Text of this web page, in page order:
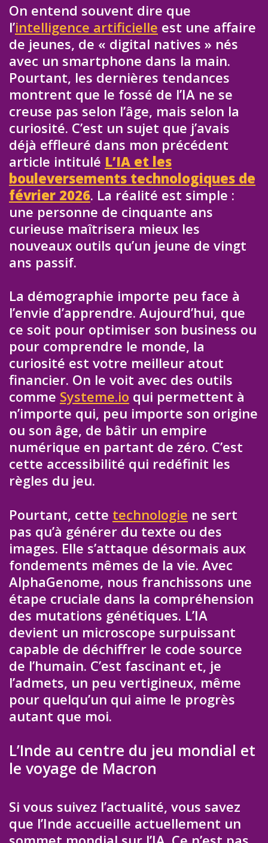
On entend souvent dire que
l’intelligence artificielle est une affaire
de jeunes, de « digital natives » nés
avec un smartphone dans la main.
Pourtant, les dernières tendances
montrent que le fossé de l’IA ne se
creuse pas selon l’âge, mais selon la
curiosité. C’est un sujet que j’avais
déjà effleuré dans mon précédent
article intitulé L’IA et les
bouleversements technologiques de
février 2026. La réalité est simple :
une personne de cinquante ans
curieuse maîtrisera mieux les
nouveaux outils qu’un jeune de vingt
ans passif.
La démographie importe peu face à
l’envie d’apprendre. Aujourd’hui, que
ce soit pour optimiser son business ou
pour comprendre le monde, la
curiosité est votre meilleur atout
financier. On le voit avec des outils
comme Systeme.io qui permettent à
n’importe qui, peu importe son origine
ou son âge, de bâtir un empire
numérique en partant de zéro. C’est
cette accessibilité qui redéfinit les
règles du jeu.
Pourtant, cette technologie ne sert
pas qu’à générer du texte ou des
images. Elle s’attaque désormais aux
fondements mêmes de la vie. Avec
AlphaGenome, nous franchissons une
étape cruciale dans la compréhension
des mutations génétiques. L’IA
devient un microscope surpuissant
capable de déchiffrer le code source
de l’humain. C’est fascinant et, je
l’admets, un peu vertigineux, même
pour quelqu’un qui aime le progrès
autant que moi.
L’Inde au centre du jeu mondial et
le voyage de Macron
Si vous suivez l’actualité, vous savez
que l’Inde accueille actuellement un